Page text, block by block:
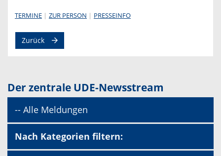
TERMINE ZUR PERSON PRESSEINFO
Zurück
Der zentrale UDE-Newsstream
-- Alle Meldungen
Nach Kategorien filtern: